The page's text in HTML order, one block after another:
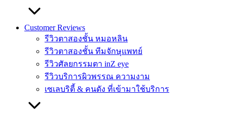
Customer Reviews
รีวิวตาสองชั้น หมอหลิน
รีวิวตาสองชั้น ทีมจักษุแพทย์
รีวิวศัลยกรรมตา inZ eye
รีวิวบริการผิวพรรณ ความงาม
เซเลบริตี้ & คนดัง ที่เข้ามาใช้บริการ